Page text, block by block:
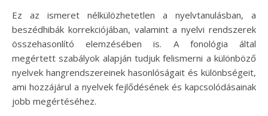
Ez az ismeret nélkülözhetetlen a nyelvtanulásban, a
beszédhibák korrekciójában, valamint a nyelvi rendszerek
összehasonlító elemzésében is. A fonológia által
megértett szabályok alapján tudjuk felismerni a különböző
nyelvek hangrendszereinek hasonlóságait és különbségeit,
ami hozzájárul a nyelvek fejlődésének és kapcsolódásainak
jobb megértéséhez.